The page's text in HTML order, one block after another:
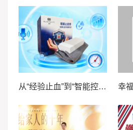
从“经验止血”到“智能控压”——安徽医科大学“血卫”团队推动止血装备智能化升级